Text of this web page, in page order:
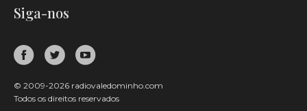
Siga-nos
© 2009-2026 radiovaledominho.com
Todos os direitos reservados